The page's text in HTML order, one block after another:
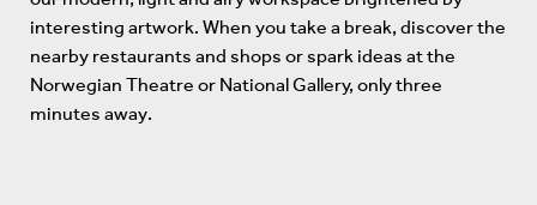
interesting artwork. When you take a break, discover the
nearby restaurants and shops or spark ideas at the
Norwegian Theatre or National Gallery, only three
minutes away.